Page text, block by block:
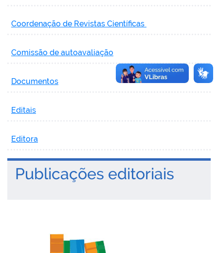
Coordenação de Revistas Científicas
Comissão de autoavaliação
Documentos
Editais
Editora
Publicações editoriais